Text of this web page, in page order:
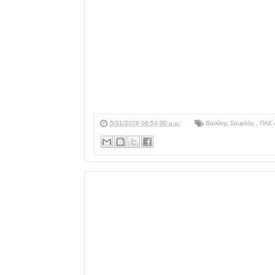
5/31/2026 06:54:00 μ.μ. Βασίλης Σουρλής ΠΑΕ